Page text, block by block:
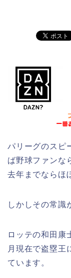
パリーグのスピ
ば野球ファンな
去年までならほ
しかしその常識
ロッテの和田康
月現在で盗塁王
ています。